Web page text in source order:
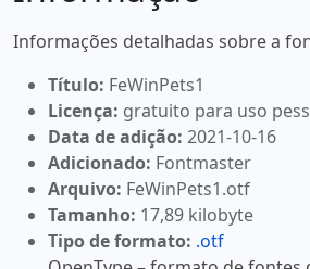
Informações detalhadas sobre a
Título: FeWinPets1
Licença: gratuito para uso
Data de adição: 2021-10-16
Adicionado: Fontmaster
Arquivo: FeWinPets1.otf
Tamanho: 17,89 kilobyte
Tipo de formato: .otf